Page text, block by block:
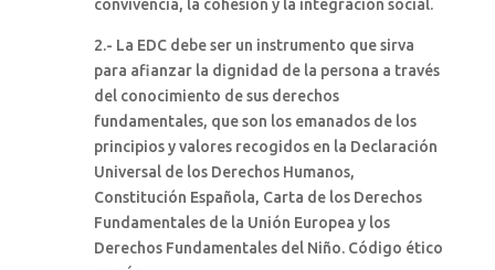
convivencia, la cohesión y la integración social.
2.- La EDC debe ser un instrumento que sirva
para afianzar la dignidad de la persona a través
del conocimiento de sus derechos
fundamentales, que son los emanados de los
principios y valores recogidos en la Declaración
Universal de los Derechos Humanos,
Constitución Española, Carta de los Derechos
Fundamentales de la Unión Europea y los
Derechos Fundamentales del Niño. Código ético